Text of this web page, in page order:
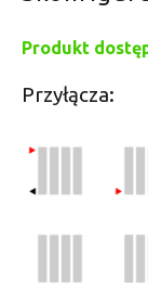
Produkt
Przyłącza: